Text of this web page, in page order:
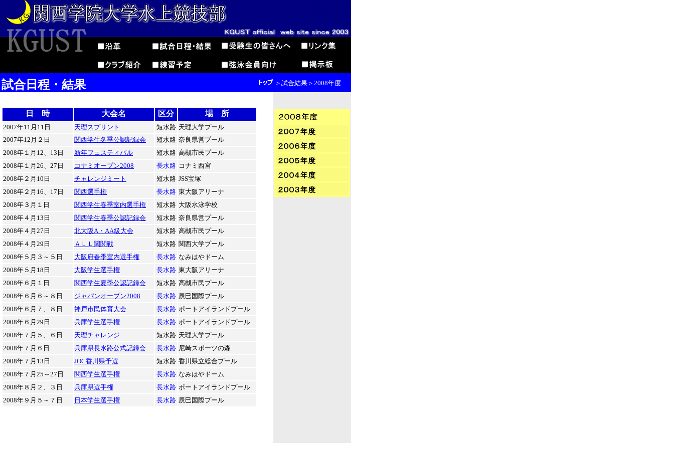
試合日程・結果 ＞試合結果＞2008年度
日 時 大会名 区分 場 所
2007年11月11日 天理スプリント 短水路 天理大学プール
2007年12月２日
関西学生冬季公認記録会 短水路 奈良県営プール
2008年１月12、13日
新年フェスティバル 短水路 高槻市民プール
2008年１月26、27日
コナミオープン2008 長水路 コナミ西宮
2008年２月10日
チャレンジミート 短水路 JSS宝塚
2008年２月16、17日
関西選手権 長水路 東大阪アリーナ
2008年３月１日
関西学生春季室内選手権 短水路 大阪水泳学校
2008年４月13日
関西学生春季公認記録会 短水路 奈良県営プール
2008年４月27日
北大阪A・AA級大会 短水路 高槻市民プール
2008年４月29日
ＡＬＬ関関戦 短水路 関西大学プール
2008年５月３～５日
大阪府春季室内選手権 長水路 なみはやドーム
2008年５月18日
大阪学生選手権 長水路 東大阪アリーナ
2008年６月１日
関西学生夏季公認記録会 短水路 高槻市民プール
2008年６月６～８日
ジャパンオープン2008 長水路 辰巳国際プール
2008年６月７、８日
神戸市民体育大会 長水路 ポートアイランドプール
2008年６月29日
兵庫学生選手権 長水路 ポートアイランドプール
2008年７月５、６日
天理チャレンジ 短水路 天理大学プール
2008年７月６日
兵庫県長水路公式記録会 長水路 尼崎スポーツの森
2008年７月13日
JOC香川県予選 短水路 香川県立総合プール
2008年７月25～27日
関西学生選手権 長水路 なみはやドーム
2008年８月２、３日
兵庫県選手権 長水路 ポートアイランドプール
2008年９月５～７日
日本学生選手権 長水路 辰巳国際プール